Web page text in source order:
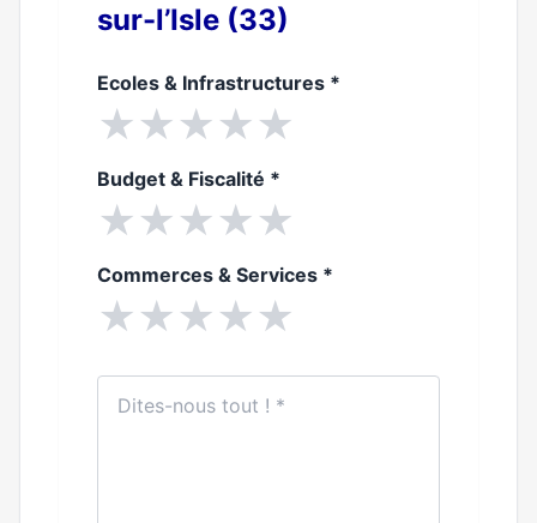
sur-l’Isle (33)
Ecoles & Infrastructures *
★★★★★
Budget & Fiscalité *
★★★★★
Commerces & Services *
★★★★★